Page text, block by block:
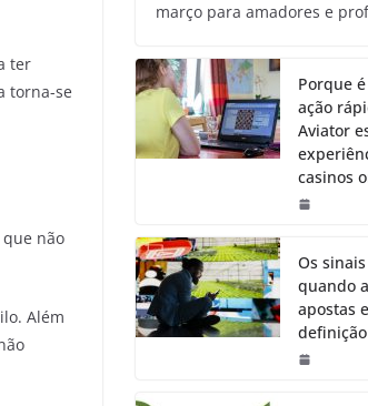
ter
torna-se
não
Além
março para amadores e
Porque
ação
Aviator
casinos
Os
quando
apostas